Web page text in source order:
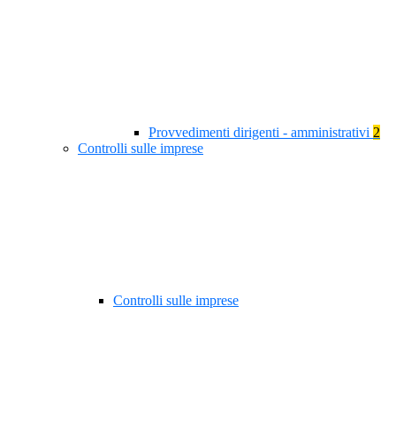
Provvedimenti dirigenti - amministrativi 2
Controlli sulle imprese
Controlli sulle imprese